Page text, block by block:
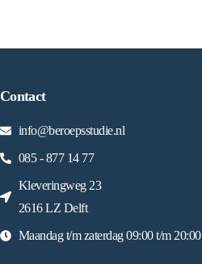
Contact
info@beroepsstudie.nl
085 - 877 14 77
Kleveringweg 23
2616 LZ Delft
Maandag t/m zaterdag 09:00 t/m 20:00